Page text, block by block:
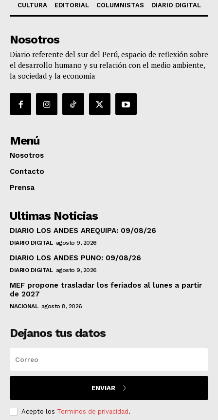
CULTURA
EDITORIAL COLUMNISTAS DIARIO DIGITAL
Nosotros
Diario referente del sur del Perú, espacio de reflexión sobre
el desarrollo humano y su relación con el medio ambiente,
la sociedad y la economía
Menú
Nosotros
Contacto
Prensa
Ultimas Noticias
DIARIO LOS ANDES AREQUIPA: 09/08/26
DIARIO DIGITAL agosto 9, 2026
DIARIO LOS ANDES PUNO: 09/08/26
DIARIO DIGITAL agosto 9, 2026
MEF propone trasladar los feriados al lunes a partir
de 2027
NACIONAL agosto 8, 2026
Dejanos tus datos
ENVIAR
Acepto los Terminos de privacidad.